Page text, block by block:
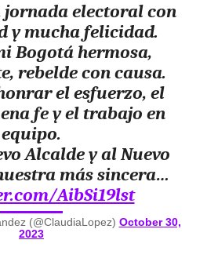
jornada electoral con
y mucha felicidad.
Bogotá hermosa,
rebelde con causa.
el esfuerzo, el
fe y el trabajo en
equipo.
Alcalde y al Nuevo
más sincera…
AibSi19lst
(@ClaudiaLopez) October 30,
2023